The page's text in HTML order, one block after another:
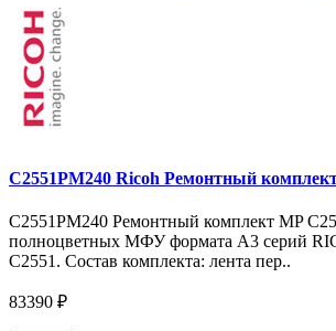
C2551PM240 Ricoh Ремонтный
C2551PM240 Ремонтный комплект MP
полноцветных МФУ формата A3 серий
C2551. Состав комплекта: лента пер..
83390 ₽